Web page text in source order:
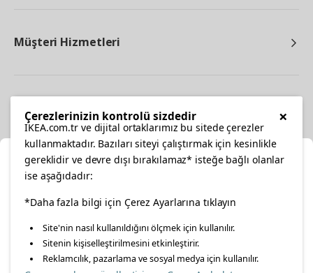
Müşteri Hizmetleri
facebooktwitterinstagrampinterestyoutube
linkedin
Konumunuzu Seçin
İnternetten vereceğiniz siparişlerinizde size özel hizmet ve
içerikleri görebilmek için lütfen konumuzu seçin.
×
Çerezlerinizin kontrolü sizdedir
IKEA.com.tr ve dijital ortaklarımız bu sitede çerezler
kullanmaktadır. Bazıları siteyi çalıştırmak için kesinlikle
gereklidir ve devre dışı bırakılamaz* isteğe bağlı olanlar
ise aşağıdadır:
*Daha fazla bilgi için Çerez Ayarlarına tıklayın
Site'nin nasıl kullanıldığını ölçmek için kullanılır.
Sitenin kişiselleştirilmesini etkinleştirir.
Reklamcılık, pazarlama ve sosyal medya için kullanılır.